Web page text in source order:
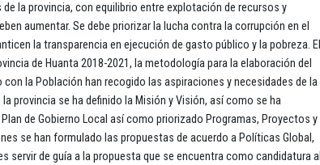
la provincia, con equilibrio entre explotación de recursos y
aumentar. Se debe priorizar la lucha contra la corrupción en el
la transparencia en ejecución de gasto público y la pobreza. El
de Huanta 2018-2021, la metodología para la elaboración del
la Población han recogido las aspiraciones y necesidades de la
provincia se ha definido la Misión y Visión, así como se ha
de Gobierno Local así como priorizado Programas, Proyectos y
se han formulado las propuestas de acuerdo a Políticas Global,
servir de guía a la propuesta que se encuentra como candidatura al